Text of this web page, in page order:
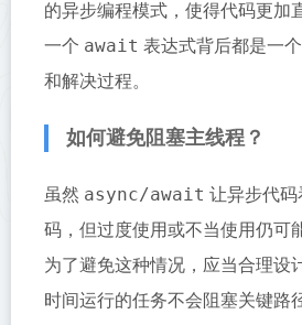
的异步编程模式，使得代码更加
一个 await 表达式背后都是一个
和解决过程。
如何避免阻塞主线程？
虽然 async/await 让异步代
码，但过度使用或不当使用仍可
为了避免这种情况，应当合理设
时间运行的任务不会阻塞关键路